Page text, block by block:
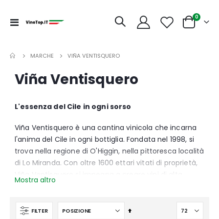
Toggle
Cart
0articoli
MARCHE VIÑA VENTISQUERO
Viña Ventisquero
L'essenza del Cile in ogni sorso
Viña Ventisquero è una cantina vinicola che incarna
l'anima del Cile in ogni bottiglia. Fondata nel 1998, si
trova nella regione di O'Higgin, nella pittoresca località
di Lo Miranda. Con oltre 1600 ettari vitati di proprietà,
Viña Ventisquero si impegna a creare vini di alta
dall'enologo Felipe Tosso, la cantina adotta un
Mostra altro
FILTER
Imposta